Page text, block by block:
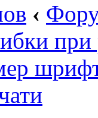
‹
при